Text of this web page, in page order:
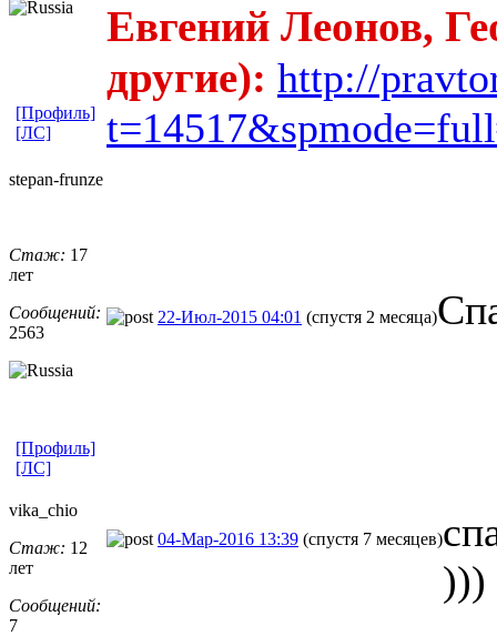
Евгений Леонов,
другие): http://
[Профиль]
[ЛС]
stepan-frunz​e
Стаж: 17
лет
Сообщений:
2563
22-Июл-2015 04:01 (спустя 2 месяца)
[Профиль]
[ЛС]
vika_chio
Стаж: 12
лет
Сообщений:
7
04-Мар-2016 13:39 (спустя 7 месяцев)
)))